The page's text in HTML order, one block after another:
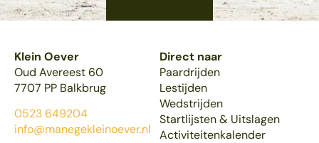
Klein Oever
Oud Avereest 60
7707 PP Balkbrug
0523 649204
info@manegekleinoever.nl
Direct naar
Paardrijden
Lestijden
Wedstrijden
Startlijsten & Uitslagen
Activiteitenkalender